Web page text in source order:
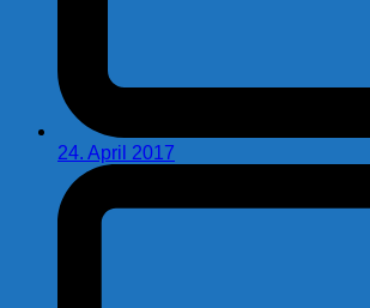
24. April 2017